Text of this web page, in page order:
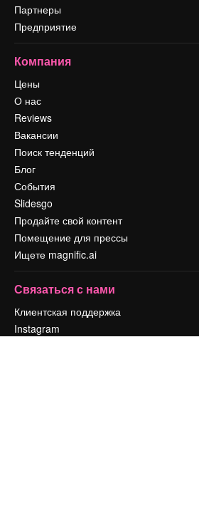
Партнеры
Предприятие
Компания
Цены
О нас
Reviews
Вакансии
Поиск тенденций
Блог
События
Slidesgo
Продайте свой контент
Помещение для прессы
Ищете magnific.ai
Связаться с нами
Клиентская поддержка
Instagram